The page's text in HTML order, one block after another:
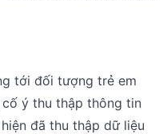
tới đối tượng trẻ em
ý thu thập thông tin
đã thu thập dữ liệu